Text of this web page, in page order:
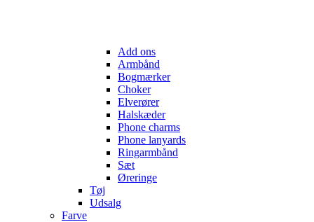
Add ons
Armbånd
Bogmærker
Choker
Elverører
Halskæder
Phone charms
Phone lanyards
Ringarmbånd
Sæt
Øreringe
Tøj
Udsalg
Farve